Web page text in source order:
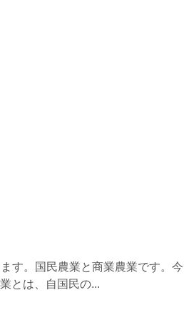
す。国民農業と商業農業です。
とは、自国民の...